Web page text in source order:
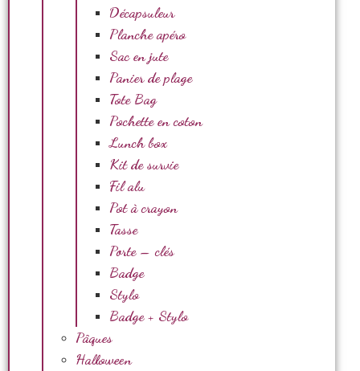
Décapsuleur
Planche apéro
Sac en jute
Panier de plage
Tote Bag
Pochette en coton
Lunch box
Kit de survie
Fil alu
Pot à crayon
Tasse
Porte – clés
Badge
Stylo
Badge + Stylo
Pâques
Halloween